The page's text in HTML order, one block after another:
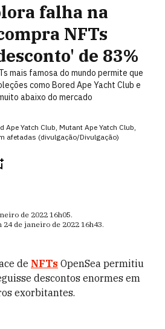
falha na
NFTs
de 83%
mais famosa do mundo permite que
como Bored Ape Yacht Club e
abaixo do mercado
Ape Yatch Club, Mutant Ape Yatch Club,
afetadas (divulgação/Divulgação)
de 202216h05.
24 de janeiro de 2022 16h43.
de NFTs OpenSea permitiu
descontos enormes em
exorbitantes.